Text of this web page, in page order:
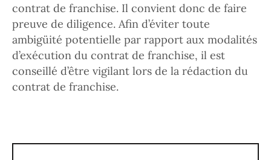
contrat de franchise. Il convient donc de faire
preuve de diligence. Afin d’éviter toute
ambigüité potentielle par rapport aux modalités
d’exécution du contrat de franchise, il est
conseillé d’être vigilant lors de la rédaction du
contrat de franchise.